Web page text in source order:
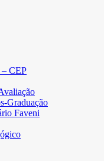
– CEP
Graduação
Faveni